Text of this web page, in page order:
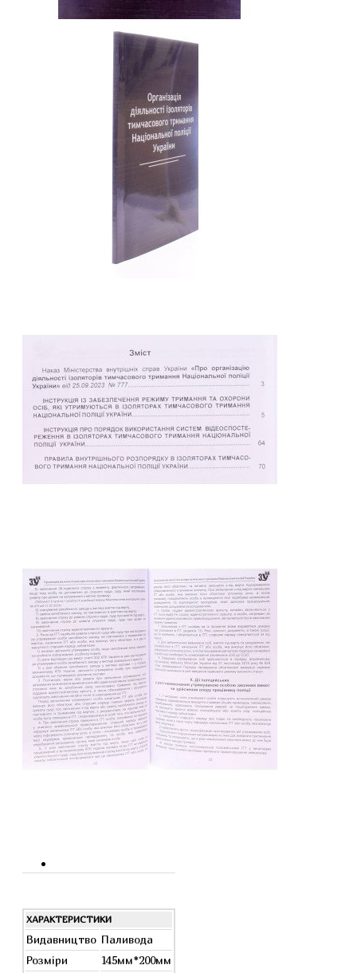
ХАРАКТЕРИСТИКИ
Видавництво Паливода
Розміри
145мм*200мм